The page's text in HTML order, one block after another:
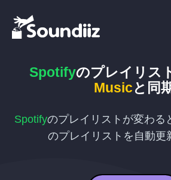
Spotifyのプレイリス
Musicと同
Spotifyのプレイリストが変わる
のプレイリストを自動更